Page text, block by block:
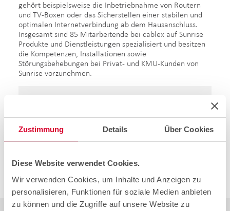
Zustimmung Details Über Cookies
Diese Website verwendet Cookies.
Wir verwenden Cookies, um Inhalte und Anzeigen zu
personalisieren, Funktionen für soziale Medien anbieten
zu können und die Zugriffe auf unsere Website zu
gehört beispielsweise die Inbetriebnahme von Routern
und TV-Boxen oder das Sicherstellen einer stabilen und
optimalen Internetverbindung ab dem Hausanschluss.
Insgesamt sind 85 Mitarbeitende bei cablex auf Sunrise
Produkte und Dienstleistungen spezialisiert und besitzen
die Kompetenzen, Installationen sowie
Störungsbehebungen bei Privat- und KMU-Kunden von
Sunrise vorzunehmen.
Hier wartet ein spannendes Video auf Sie!
Aktivieren Sie die Marketing-Cookies, um das Video
abzuspielen.
Für Sunrise im neuen Look unterwegs